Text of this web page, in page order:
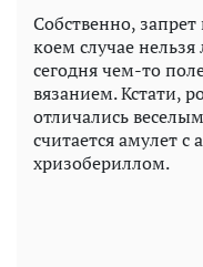
Собственно,
коем случае
сегодня чем-то
вязанием. Кстати,
отличались
считается амулет
хризобериллом.